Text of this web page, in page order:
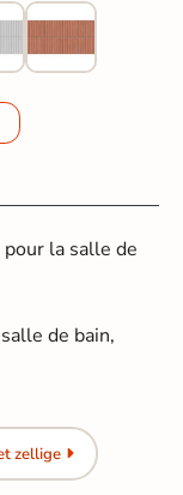
la salle de
de bain,
zellige